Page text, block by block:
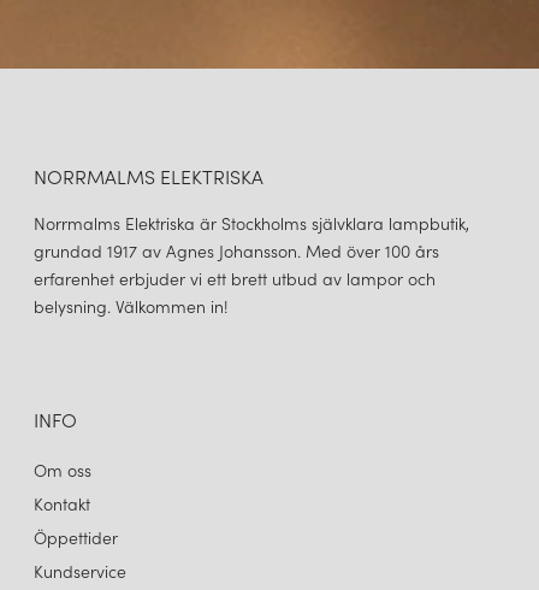
NORRMALMS ELEKTRISKA
Norrmalms Elektriska är Stockholms självklara lampbutik,
grundad 1917 av Agnes Johansson. Med över 100 års
erfarenhet erbjuder vi ett brett utbud av lampor och
belysning. Välkommen in!
INFO
Om oss
Kontakt
Öppettider
Kundservice